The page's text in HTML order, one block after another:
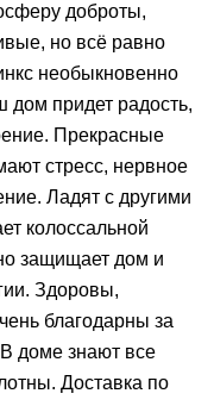
доброты,
но всё равно
необыкновенно
дом придет радость,
Прекрасные
стресс, нервное
Ладят с другими
колоссальной
защищает дом и
Здоровы,
благодарны за
доме знают все
Доставка по